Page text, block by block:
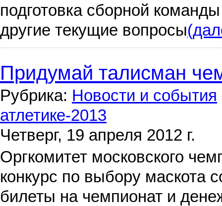
подготовка сборной
другие текущие вопросы
Придумай талисман
Рубрика: Новости и события
атлетике-2013
Четверг, 19 апреля 2012 г.
Оргкомитет московского
конкурс по выбору маскота
билеты на чемпионат и